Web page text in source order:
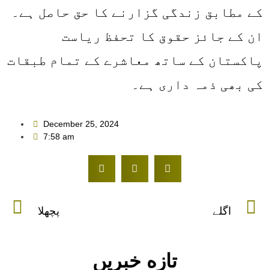
تازه خبریں
کے مطابق زندگی گزارنے کا حق حاصل ہے۔
ان کے جائز حقوق کا تحفظ ریاست
پاکستان کے ساتھ معاشرے کے تمام طبقات
کی بھی ذمہ داری ہے۔
December 25, 2024
7:58 am
پچھلا اگلے